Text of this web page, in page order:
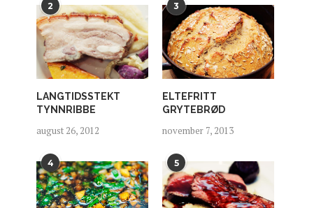
2
LANGTIDSSTEKT
TYNNRIBBE
august 26, 2012
3
ELTEFRITT
GRYTEBRØD
november 7, 2013
4 5